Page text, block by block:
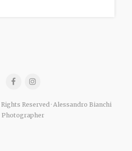
Reserved · Alessandro Bianchi
Photographer